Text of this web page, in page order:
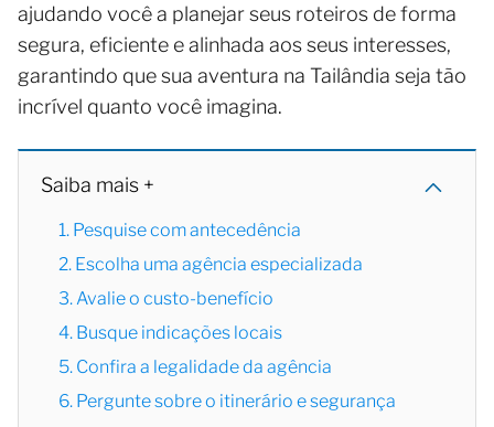
ajudando você a planejar seus roteiros de forma
segura, eficiente e alinhada aos seus interesses,
garantindo que sua aventura na Tailândia seja tão
incrível quanto você imagina.
Saiba mais +
1. Pesquise com antecedência
2. Escolha uma agência especializada
3. Avalie o custo-benefício
4. Busque indicações locais
5. Confira a legalidade da agência
6. Pergunte sobre o itinerário e segurança